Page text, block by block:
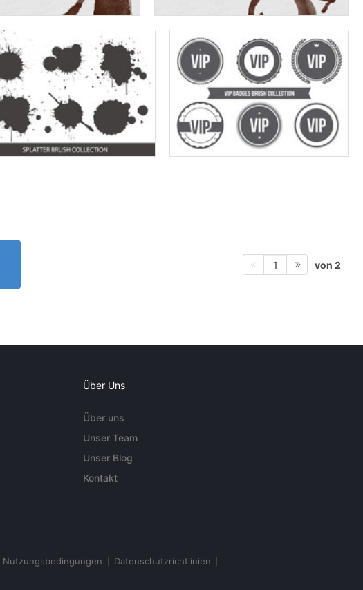
1 von 2
Über Uns
Über uns
Unser Team
Unser Blog
Kontakt
Nutzungsbedingungen Datenschutzrichtlinien